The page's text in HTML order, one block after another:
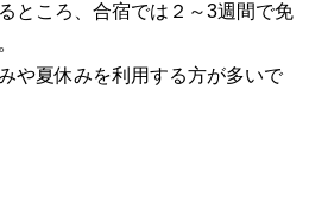
ところ、合宿では２～3週間で免
や夏休みを利用する方が多いで